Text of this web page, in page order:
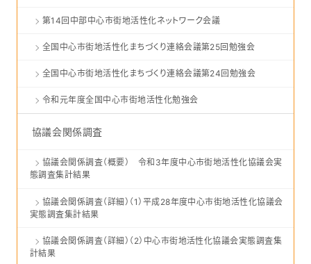
第14回中部中心市街地活性化ネットワーク会議
全国中心市街地活性化まちづくり連絡会議第25回勉強会
全国中心市街地活性化まちづくり連絡会議第24回勉強会
令和元年度全国中心市街地活性化勉強会
協議会関係調査
協議会関係調査（概要） 令和3年度中心市街地活性化協議会実
態調査集計結果
協議会関係調査（詳細）（1）平成28年度中心市街地活性化協議会
実態調査集計結果
協議会関係調査（詳細）（2）中心市街地活性化協議会実態調査集
計結果